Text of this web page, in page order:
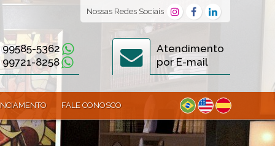
FALE CONOSCO
99585-5362
99721-8258
Atendimento
por E-mail
Nossas Redes Sociais